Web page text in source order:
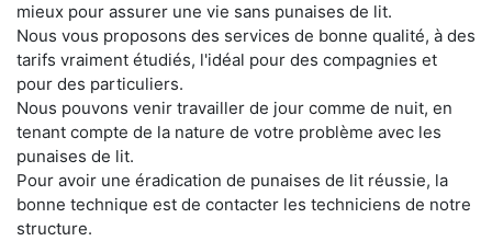
mieux pour assurer une vie sans punaises de lit.
Nous vous proposons des services de bonne qualité, à des
tarifs vraiment étudiés, l'idéal pour des compagnies et
pour des particuliers.
Nous pouvons venir travailler de jour comme de nuit, en
tenant compte de la nature de votre problème avec les
punaises de lit.
Pour avoir une éradication de punaises de lit réussie, la
bonne technique est de contacter les techniciens de notre
structure.